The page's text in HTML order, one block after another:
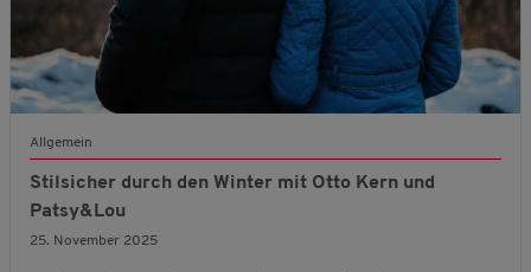
Allgemein
Stilsicher durch den Winter mit Otto Kern und
Patsy&Lou
25. November 2025